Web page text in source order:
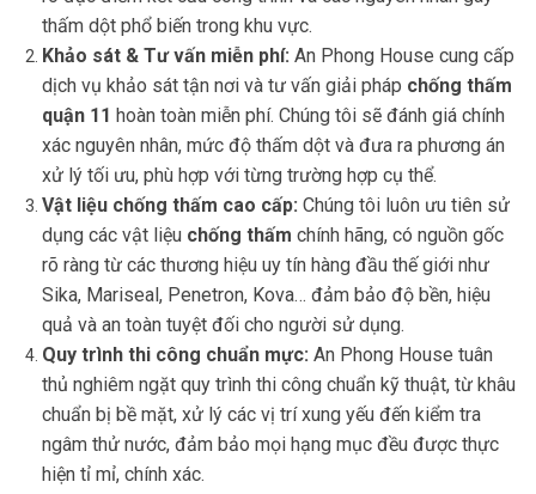
thấm dột phổ biến trong khu vực.
Khảo sát & Tư vấn miễn phí: An Phong House cung cấp
dịch vụ khảo sát tận nơi và tư vấn giải pháp chống thấm
quận 11 hoàn toàn miễn phí. Chúng tôi sẽ đánh giá chính
xác nguyên nhân, mức độ thấm dột và đưa ra phương án
xử lý tối ưu, phù hợp với từng trường hợp cụ thể.
Vật liệu chống thấm cao cấp: Chúng tôi luôn ưu tiên sử
dụng các vật liệu chống thấm chính hãng, có nguồn gốc
rõ ràng từ các thương hiệu uy tín hàng đầu thế giới như
Sika, Mariseal, Penetron, Kova… đảm bảo độ bền, hiệu
quả và an toàn tuyệt đối cho người sử dụng.
Quy trình thi công chuẩn mực: An Phong House tuân
thủ nghiêm ngặt quy trình thi công chuẩn kỹ thuật, từ khâu
chuẩn bị bề mặt, xử lý các vị trí xung yếu đến kiểm tra
ngâm thử nước, đảm bảo mọi hạng mục đều được thực
hiện tỉ mỉ, chính xác.